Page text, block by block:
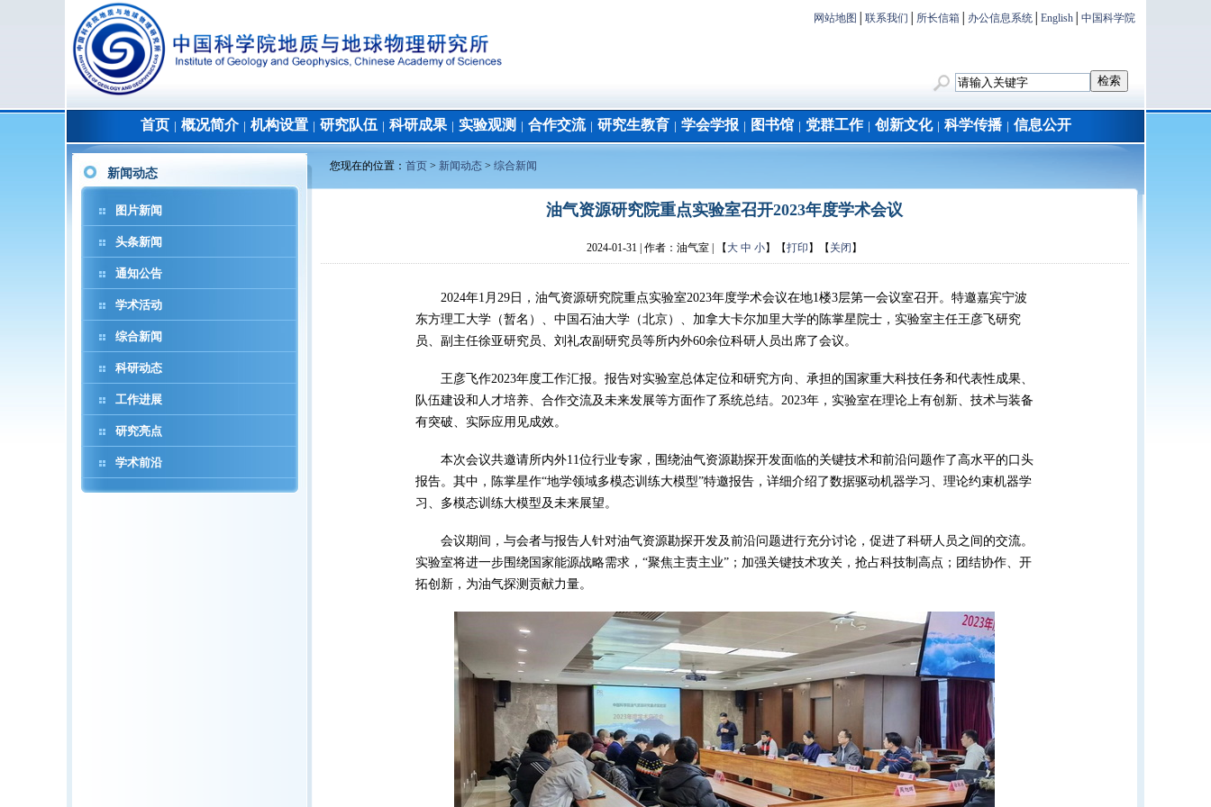
网站地图 联系我们 所长信箱 办公信息系统 English 中国科学院
首页 概况简介│ 机构设置 研究队伍 科研成果│ 实验观测 合作交流│ 研究生教育 学会学报 图书馆 党群工作│ 创新文化│ 科学传播│ 信息公开
新闻动态
图片新闻
头条新闻
通知公告
学术活动
综合新闻
科研动态
工作进展
研究亮点
学术前沿
您现在的位置： 首页 > 新闻动态 > 综合新闻
油气资源研究院重点实验室召开2023年度学术会议
2024-01-31 | 作者： 油气室 | 【 大 中 小】【打印 】【 关闭 】
2024年1月29日，油气资源研究院重点实验室2023年度学术会议在地1楼3层第一会议室召开。特邀嘉宾宁波
东方理工大学（暂名）、中国石油大学（北京）、加拿大卡尔加里大学的陈掌星院士，实验室主任王彦飞研究
员、副主任徐亚研究员、刘礼农副研究员等所内外60余位科研人员出席了会议。
王彦飞作2023年度工作汇报。报告对实验室总体定位和研究方向、承担的国家重大科技任务和代表性成果、
队伍建设和人才培养、合作交流及未来发展等方面作了系统总结。2023年，实验室在理论上有创新、技术与装备
有突破、实际应用见成效。
本次会议共邀请所内外11位行业专家，围绕油气资源勘探开发面临的关键技术和前沿问题作了高水平的口头
报告。其中，陈掌星作“地学领域多模态训练大模型”特邀报告，详细介绍了数据驱动机器学习、理论约束机器学
习、多模态训练大模型及未来展望。
会议期间，与会者与报告人针对油气资源勘探开发及前沿问题进行充分讨论，促进了科研人员之间的交流。
实验室将进一步围绕国家能源战略需求，“聚焦主责主业”；加强关键技术攻关，抢占科技制高点；团结协作、开
拓创新，为油气探测贡献力量。